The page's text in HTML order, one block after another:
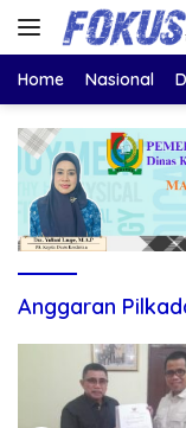
Langsung
Home Nasional
Anggaran